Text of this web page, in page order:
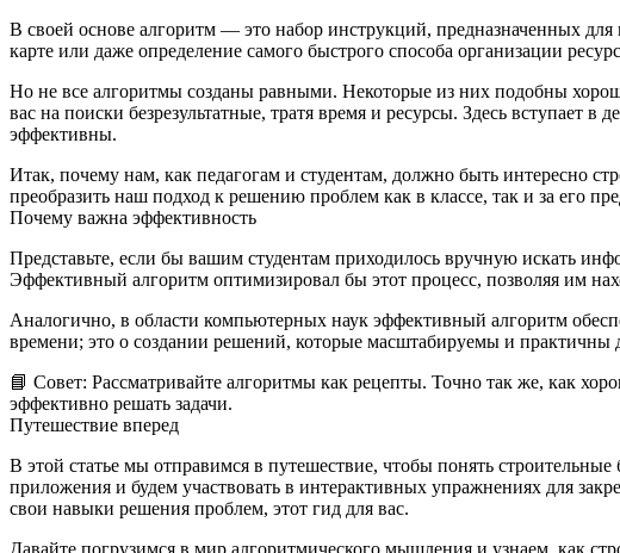
В своей основе алгоритм — это набор инструкций, предназначенных
карте или даже определение самого быстрого способа организации
Но не все алгоритмы созданы равными. Некоторые из них подобны
вас на поиски безрезультатные, тратя время и ресурсы. Здесь вступает в
эффективны.
Итак, почему нам, как педагогам и студентам, должно быть интересно
преобразить наш подход к решению проблем как в классе, так и за его
Почему важна эффективность
Представьте, если бы вашим студентам приходилось вручную искать
Эффективный алгоритм оптимизировал бы этот процесс, позволяя им
Аналогично, в области компьютерных наук эффективный алгоритм
времени; это о создании решений, которые масштабируемы и практичны
📘 Совет: Рассматривайте алгоритмы как рецепты. Точно так же, как
эффективно решать задачи.
Путешествие вперед
В этой статье мы отправимся в путешествие, чтобы понять
приложения и будем участвовать в интерактивных упражнениях для
свои навыки решения проблем, этот гид для вас.
Давайте погрузимся в мир алгоритмического мышления и узнаем, как